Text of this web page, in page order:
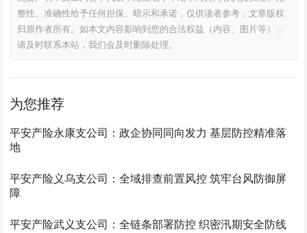
整性、准确性给予任何担保、暗示和承诺，仅供读者参考，文章版权
归原作者所有。如本文内容影响到您的合法权益（内容、图片等），
请及时联系本站，我们会及时删除处理。
为您推荐
平安产险永康支公司：政企协同同向发力 基层防控精准落
地
平安产险义乌支公司：全域排查前置风控 筑牢台风防御屏
障
平安产险武义支公司：全链条部署防控 织密汛期安全防线